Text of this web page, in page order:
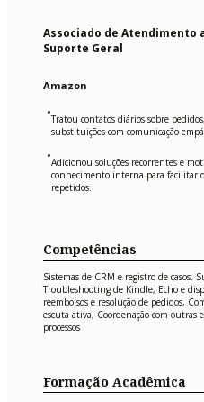
Associado de Atendimento
Suporte Geral
Amazon
•Tratou contatos diários sobre
substituições com comunicação
•Adicionou soluções recorrentes e
conhecimento interna para facilitar
repetidos.
Competências
Sistemas de CRM e registro de casos,
Troubleshooting de Kindle, Echo e
reembolsos e resolução de pedidos,
escuta ativa, Coordenação com
processos
Formação Acadêmica